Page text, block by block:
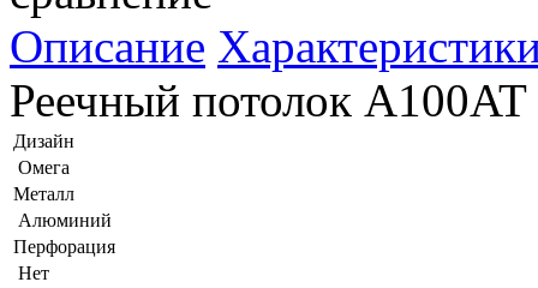
Описание
Реечный потолок
Дизайн
Омега
Металл
Алюминий
Перфорация
Нет